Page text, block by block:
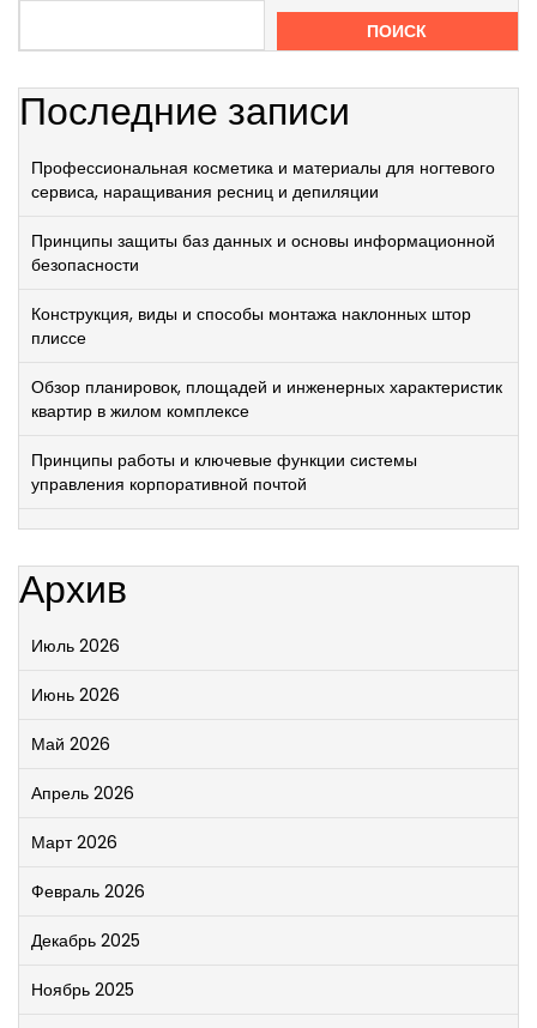
ПОИСК
Последние записи
Профессиональная косметика и материалы для ногтевого
сервиса, наращивания ресниц и депиляции
Принципы защиты баз данных и основы информационной
безопасности
Конструкция, виды и способы монтажа наклонных штор
плиссе
Обзор планировок, площадей и инженерных характеристик
квартир в жилом комплексе
Принципы работы и ключевые функции системы
управления корпоративной почтой
Архив
Июль 2026
Июнь 2026
Май 2026
Апрель 2026
Март 2026
Февраль 2026
Декабрь 2025
Ноябрь 2025